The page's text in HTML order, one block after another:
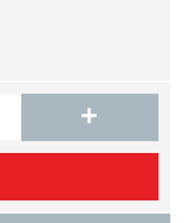
+